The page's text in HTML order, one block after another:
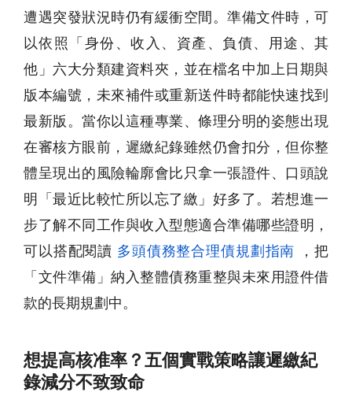
遭遇突發狀況時仍有緩衝空間。準備文件時，可
以依照「身份、收入、資產、負債、用途、其
他」六大分類建資料夾，並在檔名中加上日期與
版本編號，未來補件或重新送件時都能快速找到
最新版。當你以這種專業、條理分明的姿態出現
在審核方眼前，遲繳紀錄雖然仍會扣分，但你整
體呈現出的風險輪廓會比只拿一張證件、口頭說
明「最近比較忙所以忘了繳」好多了。若想進一
步了解不同工作與收入型態適合準備哪些證明，
可以搭配閱讀 多頭債務整合理債規劃指南 ，把
「文件準備」納入整體債務重整與未來用證件借
款的長期規劃中。
想提高核准率？五個實戰策略讓遲繳紀
錄減分不致致命